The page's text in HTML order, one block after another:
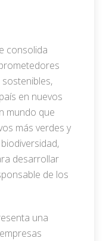
consolida
en nuevos
mundo que
más verdes y
desarrollar
de los
una